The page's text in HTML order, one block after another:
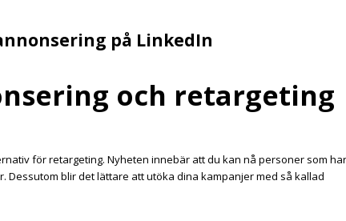
på LinkedIn
och retargeting
för retargeting. Nyheten innebär att du kan nå personer som har
Dessutom blir det lättare att utöka dina kampanjer med så kallad